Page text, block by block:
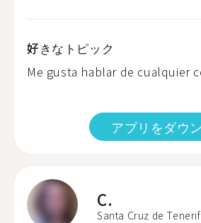
好きなトピック
Me gusta hablar de cualquier
アプリをダウ
C.
Santa Cruz de